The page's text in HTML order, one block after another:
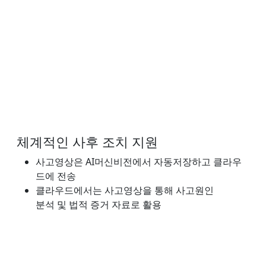
체계적인 사후 조치 지원
사고영상은 AI머신비전에서 자동저장하고 클라우
드에 전송
클라우드에서는 사고영상을 통해 사고원인
분석 및 법적 증거 자료로 활용